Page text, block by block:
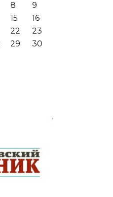
8
9
15
16
22
23
29
30